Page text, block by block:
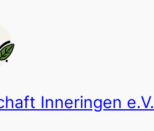
Inneringen e.V.